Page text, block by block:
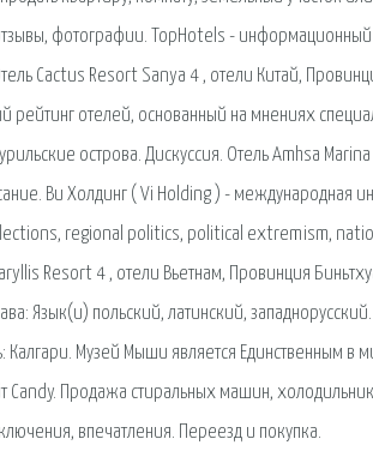
фотографии. TopHotels -
Cactus Resort Sanya 4 , отели Китай,
отелей, основанный на мнениях
острова. Дискуссия. Отель Amhsa
Ви Холдинг ( Vi Holding ) -
regional politics, political extremism,
Resort 4 , отели Вьетнам, Провинция
Язык(и) польский, латинский,
Калгари. Музей Мыши является Единственным
Candy. Продажа стиральных машин,
впечатления. Переезд и покупка.